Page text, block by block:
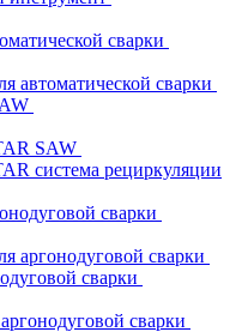
сварки
автоматической сварки
SAW
система рециркуляции
сварки
аргонодуговой сварки
сварки
сварки